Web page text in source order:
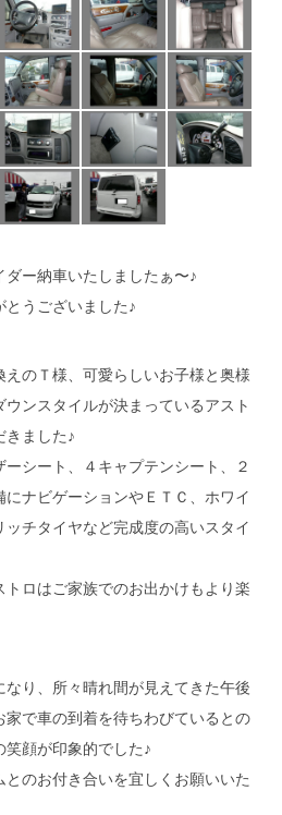
ー納車いたしましたぁ〜♪
うございました♪
えのＴ様、可愛らしいお子様と奥様
ンスタイルが決まっているアスト
きました♪
シート、４キャプテンシート、２
ナビゲーションやＥＴＣ、ホワイ
ッチタイヤなど完成度の高いスタイ
ロはご家族でのお出かけもより楽
り、所々晴れ間が見えてきた午後
で車の到着を待ちわびているとの
顔が印象的でした♪
のお付き合いを宜しくお願いいた